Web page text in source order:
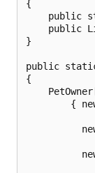
{
public
public
}
public static
{
{